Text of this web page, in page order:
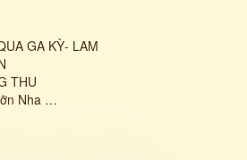
GA KỲ- LAM
THU
Nha …